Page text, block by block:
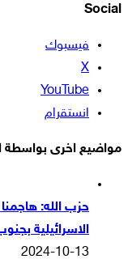
Social
فيسبوك
‫X
‫YouTube
انستقرام
مواضيع اخرى بواسطة
حزب الله:
الاسرائيلية
2024-10-13